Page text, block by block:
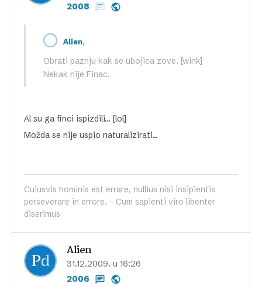
2008
Alien,
Obrati paznju kak se ubojica zove. [wink]
Nekak nije Finac.
Al su ga finci ispizdili… [lol]
Možda se nije uspio naturalizirati…
Cuiusvis hominis est errare, nullius nisi insipientis
perseverare in errore. - Cum sapienti viro libenter
diserimus
Alien
31.12.2009. u 16:26
2006